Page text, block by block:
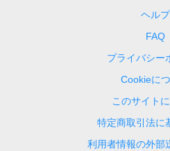
ヘルプ
FAQ
プライバシー
Cookieに
このサイト
特定商取引法に
利用者情報の外部